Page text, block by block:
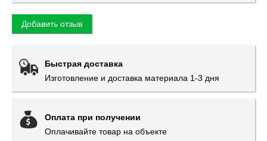
Добавить отзыв
Быстрая доставка
Изготовление и доставка материала 1-3 дня
Оплата при получении
Оплачивайте товар на объекте